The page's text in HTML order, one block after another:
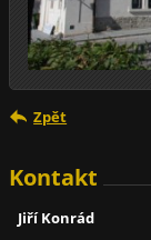
Zpět
Kontakt
Jiří Konrád